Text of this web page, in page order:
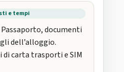
e tempi
documenti
dell’alloggio.
carta trasporti e SIM